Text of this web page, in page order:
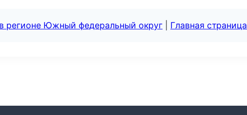
регионе Южный федеральный округ Главная страница